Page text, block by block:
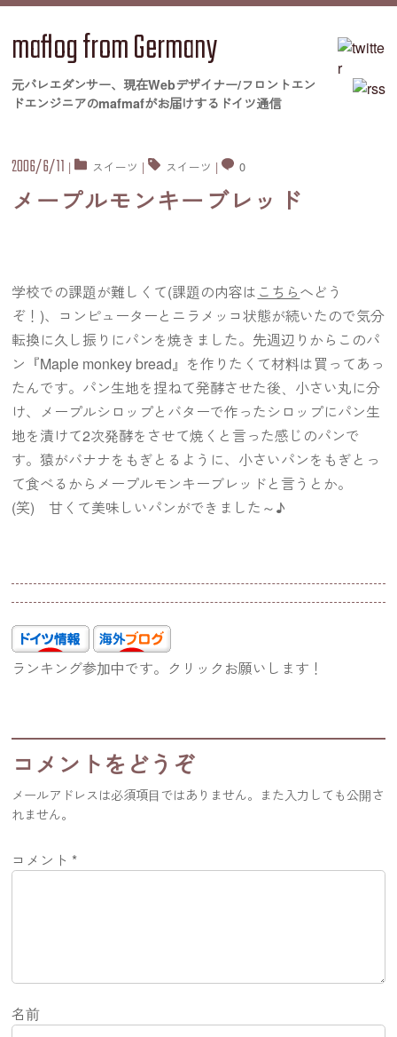
maflog from Germany
元バレエダンサー、現在Webデザイナー/フロントエン
ドエンジニアのmafmafがお届けするドイツ通信
2006/6/11 | スイーツ | スイーツ | 0
メープルモンキーブレッド
学校での課題が難しくて(課題の内容は こちらへどう
ぞ！)、コンピューターとニラメッコ状態が続いたので気分
転換に久し振りにパンを焼きました。先週辺りからこのパ
ン『Maple monkey bread』を作りたくて材料は買ってあっ
たんです。パン生地を捏ねて発酵させた後、小さい丸に分
け、メープルシロップとバターで作ったシロップにパン生
地を漬けて2次発酵をさせて焼くと言った感じのパンで
す。猿がバナナをもぎとるように、小さいパンをもぎとっ
て食べるからメープルモンキーブレッドと言うとか。
(笑) 甘くて美味しいパンができました～♪
ランキング参加中です。クリックお願いします！
コメントをどうぞ
メールアドレスは必須項目ではありません。また入力しても公開さ
れません。
コメント *
名前